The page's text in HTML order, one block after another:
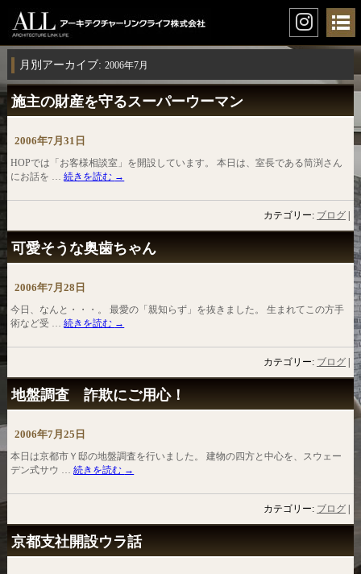
月別アーカイブ: 2006年7月
施主の財産を守るスーパーウーマン
2006年7月31日
HOPでは「お客様相談室」を開設しています。 本日は、室長である筒渕さん
にお話を …続きを読む →
カテゴリー: ブログ
可愛そうな奥歯ちゃん
2006年7月28日
今日、なんと・・・。 最愛の「親知らず」を抜きました。 生まれてこの方手
術など受 …続きを読む →
カテゴリー: ブログ
地盤調査 詐欺にご用心！
2006年7月25日
本日は京都市Ｙ邸の地盤調査を行いました。 建物の四方と中心を、スウェー
デン式サウ …続きを読む →
カテゴリー: ブログ
京都支社開設ウラ話